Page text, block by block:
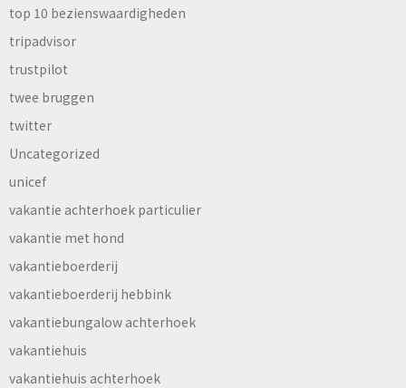
top 10 bezienswaardigheden
tripadvisor
trustpilot
twee bruggen
twitter
Uncategorized
unicef
vakantie achterhoek particulier
vakantie met hond
vakantieboerderij
vakantieboerderij hebbink
vakantiebungalow achterhoek
vakantiehuis
vakantiehuis achterhoek